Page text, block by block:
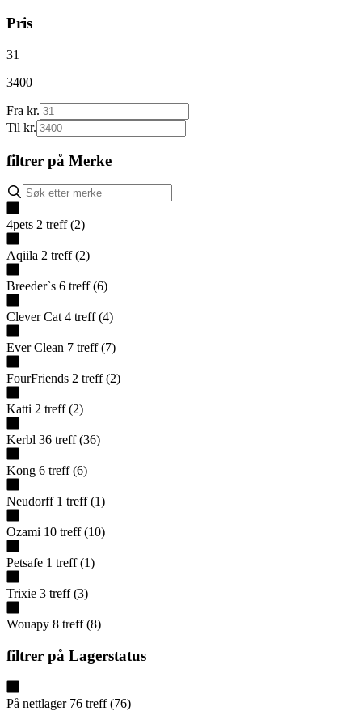
Pris
31
3400
Fra kr.
Til kr.
filtrer på Merke
4pets 2 treff (2)
Aqiila 2 treff (2)
Breeder`s 6 treff (6)
Clever Cat 4 treff (4)
Ever Clean 7 treff (7)
FourFriends 2 treff (2)
Katti 2 treff (2)
Kerbl 36 treff (36)
Kong 6 treff (6)
Neudorff 1 treff (1)
Ozami 10 treff (10)
Petsafe 1 treff (1)
Trixie 3 treff (3)
Wouapy 8 treff (8)
filtrer på Lagerstatus
På nettlager 76 treff (76)